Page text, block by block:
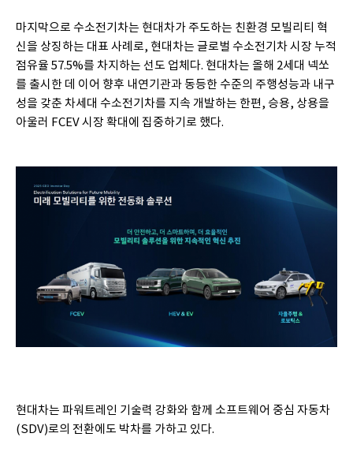
마지막으로 수소전기차는 현대차가 주도하는 친환경 모빌리티 혁
신을 상징하는 대표 사례로, 현대차는 글로벌 수소전기차 시장 누적
점유율 57.5%를 차지하는 선도 업체다. 현대차는 올해 2세대 넥쏘
를 출시한 데 이어 향후 내연기관과 동등한 수준의 주행성능과 내구
성을 갖춘 차세대 수소전기차를 지속 개발하는 한편, 승용, 상용을
아울러 FCEV 시장 확대에 집중하기로 했다.
현대차는 파워트레인 기술력 강화와 함께 소프트웨어 중심 자동차
(SDV)로의 전환에도 박차를 가하고 있다.